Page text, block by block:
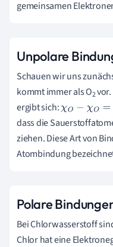
gemeinsamen
Unpolare
Schauen wir uns
kommt immer als O2
ergibt sich:χO− χO=3,4−3
dass die
ziehen. Diese Art von
Atombindung
Polare
Bei Chlorwasserstoff
Chlor hat eine